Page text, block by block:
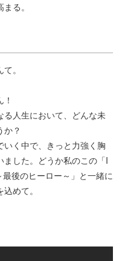
る。
。
る人生において、どんな未
か？
く中で、きっと力強く胸
した。どうか私のこの「I
後のヒーロー～」と一緒に
めて。